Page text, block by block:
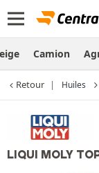
Camion
Retour Huiles
LIQUI MOLY